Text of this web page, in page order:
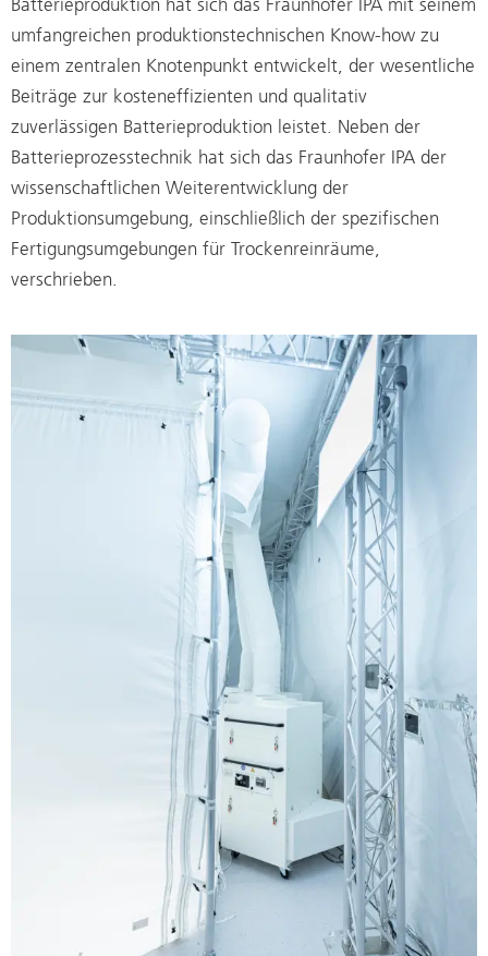
Batterieproduktion hat sich das Fraunhofer IPA mit seinem
umfangreichen produktionstechnischen Know-how zu
einem zentralen Knotenpunkt entwickelt, der wesentliche
Beiträge zur kosteneffizienten und qualitativ
zuverlässigen Batterieproduktion leistet. Neben der
Batterieprozesstechnik hat sich das Fraunhofer IPA der
wissenschaftlichen Weiterentwicklung der
Produktionsumgebung, einschließlich der spezifischen
Fertigungsumgebungen für Trockenreinräume,
verschrieben.